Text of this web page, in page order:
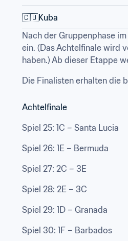
🇨🇺Kuba
Nach der Gruppenphase
ein. (Das Achtelfinale wird
haben.) Ab dieser Etappe
Die Finalisten erhalten die
Achtelfinale
Spiel 25: 1C – Santa Lucia
Spiel 26: 1E – Bermuda
Spiel 27: 2C – 3E
Spiel 28: 2E – 3C
Spiel 29: 1D – Granada
Spiel 30: 1F – Barbados